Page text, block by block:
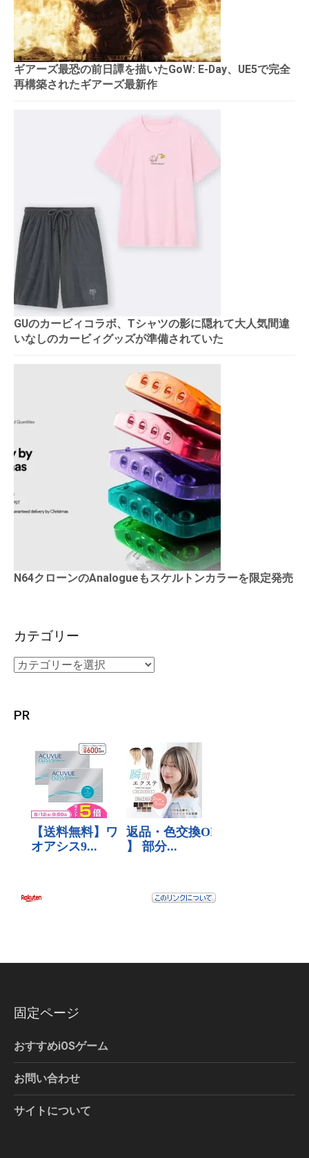
ギアーズ最恐の前日譚を描いたGoW: E-Day、UE5で完全
再構築されたギアーズ最新作
GUのカービィコラボ、Tシャツの影に隠れて大人気間違
いなしのカービィグッズが準備されていた
N64クローンのAnalogueもスケルトンカラーを限定発売
カテゴリー
PR
固定ページ
おすすめiOSゲーム
お問い合わせ
サイトについて